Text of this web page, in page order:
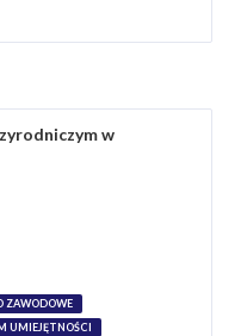
w
ZAWODOWE
UMIEJĘTNOŚCI